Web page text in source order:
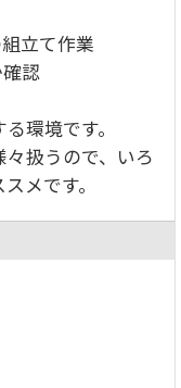
立て作業
認
環境です。
扱うので、いろ
メです。